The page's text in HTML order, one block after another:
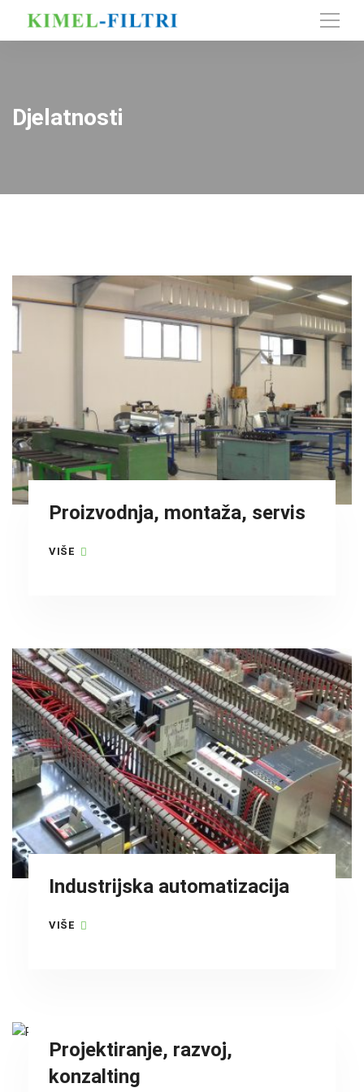
Djelatnosti
Proizvodnja, montaža, servis
VIŠE
Industrijska automatizacija
VIŠE
Projektiranje, razvoj,
konzalting